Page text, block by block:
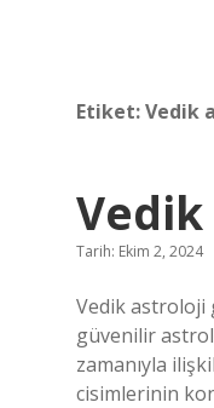
Etiket:Vedik
Tarih: Ekim 2, 2024
Vedik astroloji
güvenilir
zamanıyla
cisimlerinin